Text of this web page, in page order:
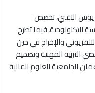
التقني، تخصص
التكنولوجية، فيما تطرح
والإخراج في حين
التربية المهنية وتصميم
الجامعية للعلوم المالية